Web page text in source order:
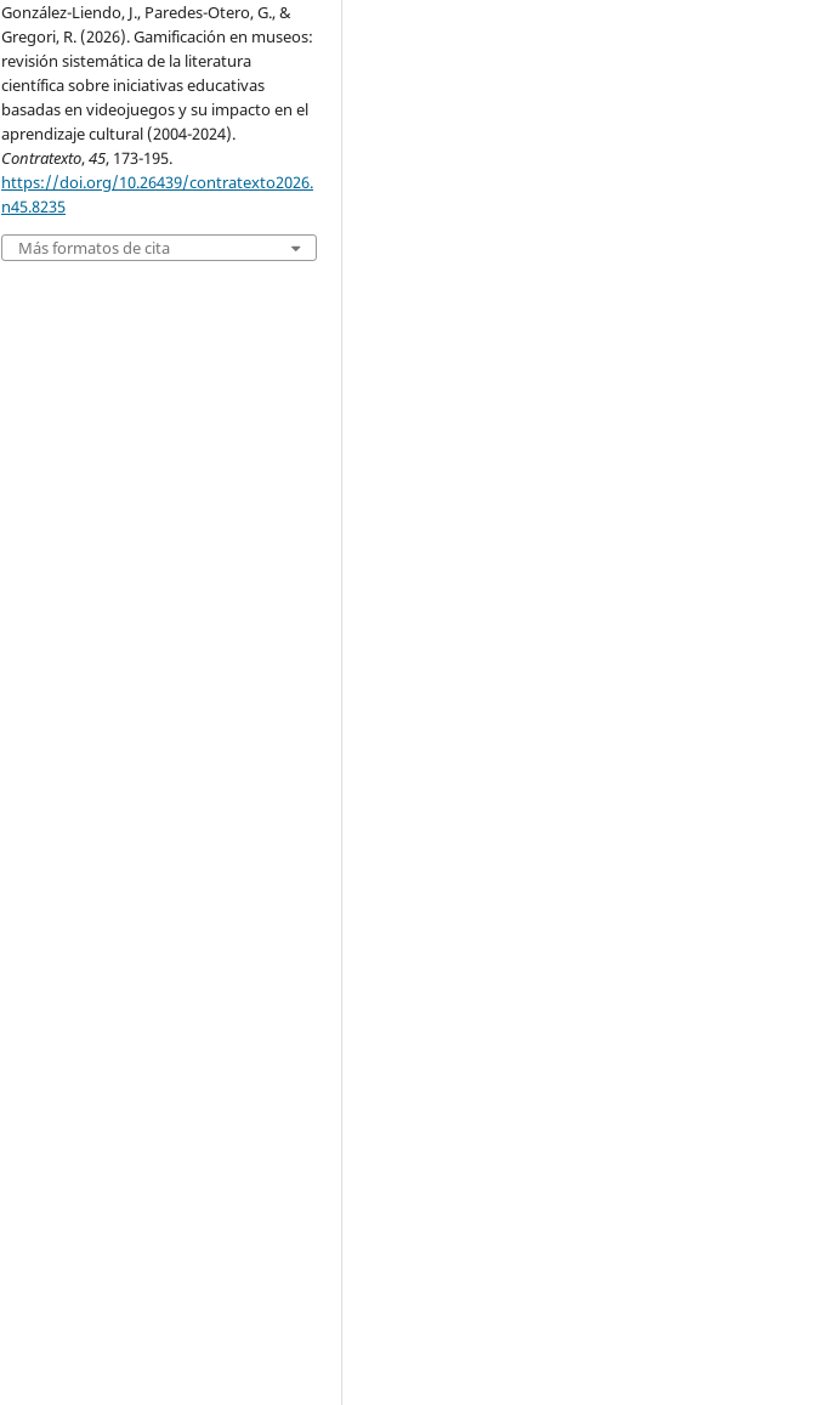
González-Liendo, J., Paredes-Otero, G., &
Gregori, R. (2026). Gamificación en museos:
revisión sistemática de la literatura
científica sobre iniciativas educativas
basadas en videojuegos y su impacto en el
aprendizaje cultural (2004-2024).
Contratexto,45, 173-195.
https://doi.org/10.26439/contratexto2026.
n45.8235
Más formatos de cita